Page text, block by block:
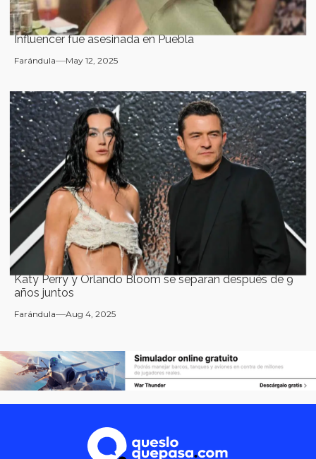
Influencer fue asesinada en Puebla
Farándula May 12, 2025
Katy Perry y Orlando Bloom se separan después de 9
años juntos
Farándula Aug 4, 2025